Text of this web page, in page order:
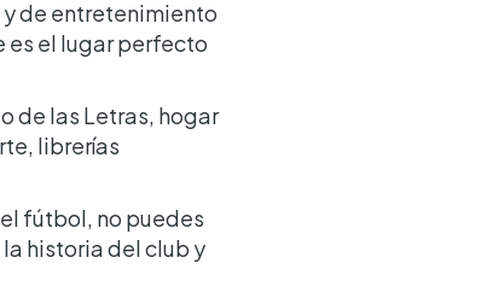
y de entretenimiento
es el lugar perfecto
de las Letras, hogar
librerías
fútbol, no puedes
historia del club y